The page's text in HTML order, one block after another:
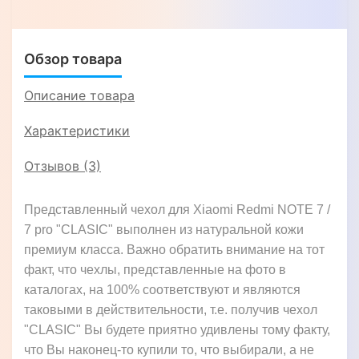
Обзор товара
Описание товара
Характеристики
Отзывов (3)
Представленный чехол для Xiaomi Redmi NOTE 7 /
7 pro "CLASIC" выполнен из натуральной кожи
премиум класса. Важно обратить внимание на тот
факт, что чехлы, представленные на фото в
каталогах, на 100% соответствуют и являются
таковыми в действительности, т.е. получив чехол
"CLASIC" Вы будете приятно удивлены тому факту,
что Вы наконец-то купили то, что выбирали, а не